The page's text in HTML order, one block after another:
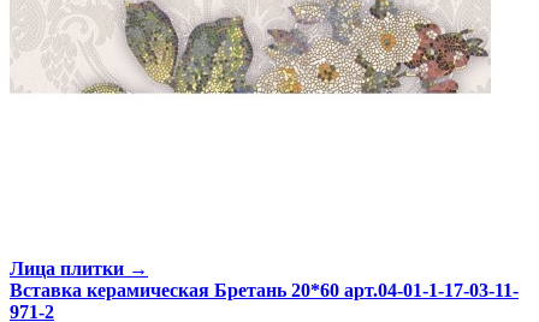
Лица плитки →
Вставка керамическая Бретань 20*60 арт.04-01-1-17-03-11-
971-2